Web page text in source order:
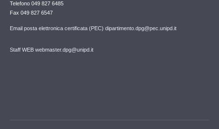
Telefono 049 827 6485
Fax 049 827 6547
Email posta elettronica certificata (PEC) dipartimento.dpg@pec.unipd.it
Staff WEB webmaster.dpg@unipd.it